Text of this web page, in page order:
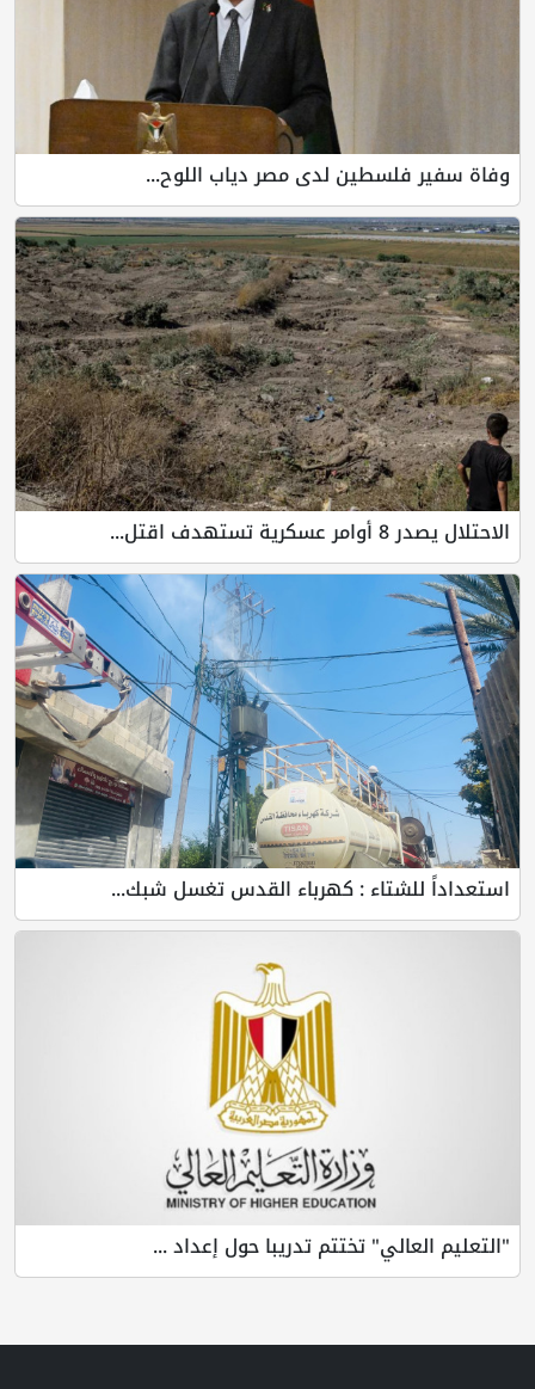
وفاة سفير فلسطين لدى مصر دياب اللوح...
الاحتلال يصدر 8 أوامر عسكرية تستهدف اقتل...
استعداداً للشتاء : كهرباء القدس تغسل شبك...
"التعليم العالي" تختتم تدريبا حول إعداد ...